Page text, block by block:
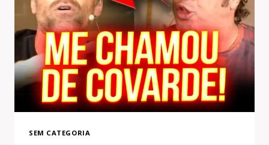
HUMILHADO
POR
ÍDOLOS
DA
SELEÇÃO!
SEM CATEGORIA